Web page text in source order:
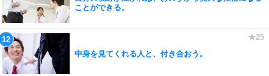
ことができる。
中身を見てくれる人と、付き合おう。